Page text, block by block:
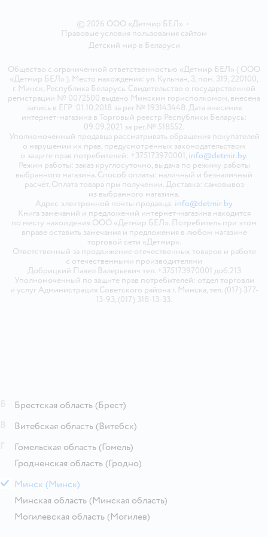
© 2026 ООО «Детмир БЕЛ» •
Правовые условия пользования сайтом
Детский мир в Беларуси
Общество с ограниченной ответственностью «Детмир БЕЛ» ( ООО
«Детмир БЕЛ» ). Место нахождения: ул. Кульман, 3, пом. 319, 220100,
г. Минск, Республика Беларусь. Свидетельство о государственной
регистрации № 0072500 выдано Минским горисполкомом, внесена
запись в ЕГР 01.10.2018 за рег.№ 193143448. Дата внесения
интернет-магазина в Торговый реестр Республики Беларусь:
09.09.2021 за рег.№ 518552.
Уполномоченный продавца рассматривать обращения покупателей
о нарушении их прав, предусмотренных законодательством
о защите прав потребителей: +375173970001, info@detmir.by.
Режим работы: заказ круглосуточно, выдача по режиму работы
выбранного магазина. Способ оплаты: наличный и безналичный
расчёт. Оплата товара при получении. Доставка: самовывоз
из выбранного магазина.
Адрес электронной почты продавца: info@detmir.by
Книга замечаний и предложений интернет-магазина находится
по месту нахождения ООО «Детмир БЕЛ». Потребитель при этом
вправе оставить замечания и предложения в любом магазине
торговой сети «Детмир».
Ответственный за продвижение отечественных товаров и работе
с отечественными производителями
Добрицкий Павел Валерьевич тел. +375173970001 доб.213
Уполномоченный по защите прав потребителей: отдел торговли
и услуг Администрация Советского района г. Минска, тел. (017) 377-
13-93, (017) 318-13-33.
Брестская область (Брест)
Витебская область (Витебск)
Гомельская область (Гомель)
Гродненская область (Гродно)
М Минск (Минск)
Минская область (Минская область)
Могилевская область (Могилев)